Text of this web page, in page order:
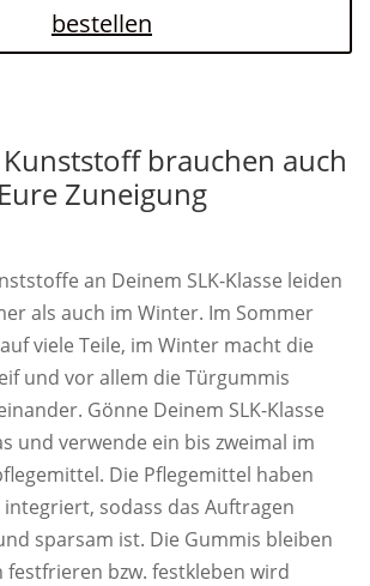
bestellen
brauchen auch
Eure Zuneigung
an Deinem SLK-Klasse leiden
als auch im Winter. Im Sommer
viele Teile, im Winter macht die
und vor allem die Türgummis
Gönne Deinem SLK-Klasse
und verwende ein bis zweimal im
Die Pflegemittel haben
sodass das Auftragen
sparsam ist. Die Gummis bleiben
festfrieren bzw. festkleben wird